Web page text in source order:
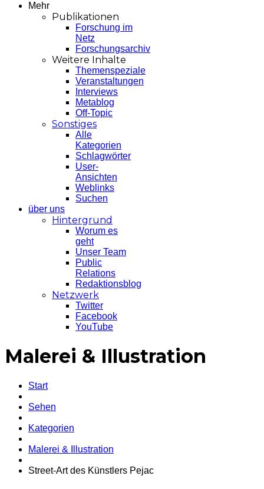
Mehr
Publikationen
Forschung im
Netz
Forschungsarchiv
Weitere Inhalte
Themenspeziale
Veranstaltungen
Interviews
Metablog
Off-Topic
Sonstiges
Alle
Kategorien
Schlagwörter
User-
Ansichten
Weblinks
Suchen
über uns
Hintergrund
Worum es
geht
Unser Team
Public
Relations
Redaktionsblog
Netzwerk
Twitter
Facebook
YouTube
Malerei & Illustration
Start
Sehen
Kategorien
Malerei & Illustration
Street-Art des Künstlers Pejac